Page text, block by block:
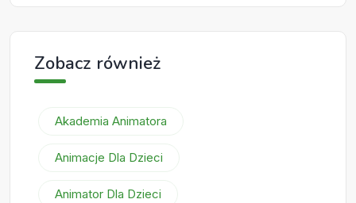
Zobacz również
Akademia Animatora
Animacje Dla Dzieci
Animator Dla Dzieci